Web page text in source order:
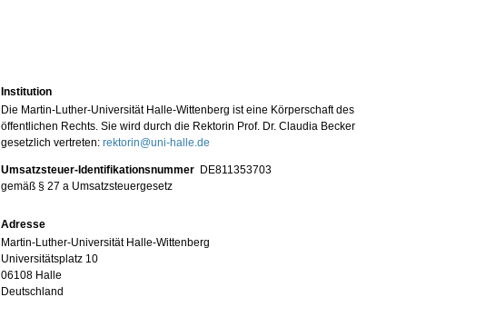
Institution
Die Martin-Luther-Universität Halle-Wittenberg ist eine Körperschaft des
öffentlichen Rechts. Sie wird durch die Rektorin Prof. Dr. Claudia Becker
gesetzlich vertreten: rektorin@uni-halle.de
Umsatzsteuer-Identifikationsnummer DE811353703
gemäß § 27 a Umsatzsteuergesetz
Adresse
Martin-Luther-Universität Halle-Wittenberg
Universitätsplatz 10
06108 Halle
Deutschland